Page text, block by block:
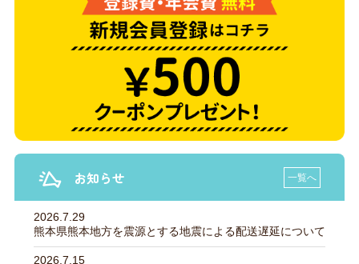
お知らせ 一覧へ
2026.7.29
熊本県熊本地方を震源とする地震による配送遅延について
2026.7.15